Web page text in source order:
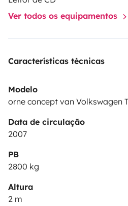
de partager avec vous des
spots déjà sillonnés !!
Ver todos os equipamentos
Características técnicas
Modelo
orne concept van Volkswagen
Data de circulação
2007
PB
2800 kg
Altura
2 m